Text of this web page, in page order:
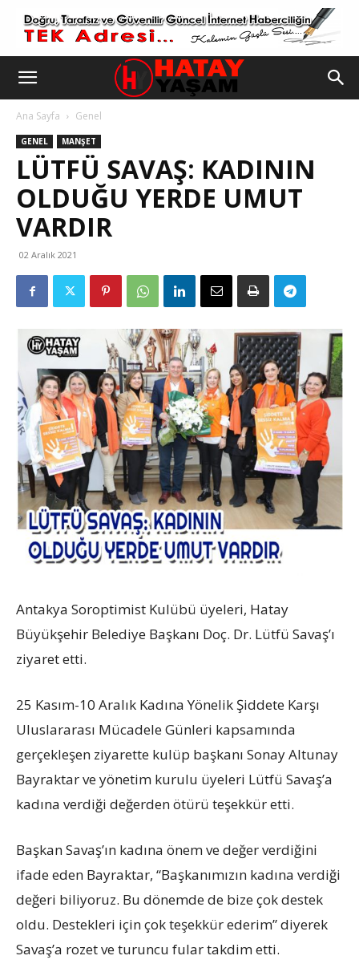
Ana Sayfa Genel
GENEL MANŞET
LÜTFÜ SAVAŞ: KADININ
OLDUĞU YERDE UMUT
VARDIR
02 Aralık 2021
Antakya Soroptimist Kulübü üyeleri, Hatay
Büyükşehir Belediye Başkanı Doç. Dr. Lütfü Savaş’ı
ziyaret etti.
25 Kasım-10 Aralık Kadına Yönelik Şiddete Karşı
Uluslararası Mücadele Günleri kapsamında
gerçekleşen ziyarette kulüp başkanı Sonay Altunay
Bayraktar ve yönetim kurulu üyeleri Lütfü Savaş’a
kadına verdiği değerden ötürü teşekkür etti.
Başkan Savaş’ın kadına önem ve değer verdiğini
ifade eden Bayraktar, “Başkanımızın kadına verdiği
değeri biliyoruz. Bu dönemde de bize çok destek
oldu. Destekleri için çok teşekkür ederim” diyerek
Savaş’a rozet ve turuncu fular takdim etti.